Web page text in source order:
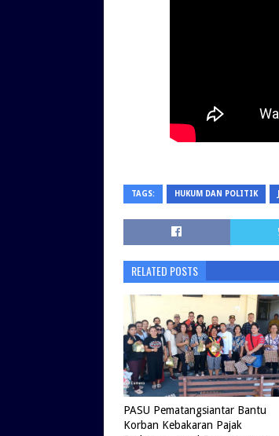
TAGS: HUKUM DAN POLITIK
RELATED POSTS
PASU Pematangsiantar Bantu
Korban Kebakaran Pajak